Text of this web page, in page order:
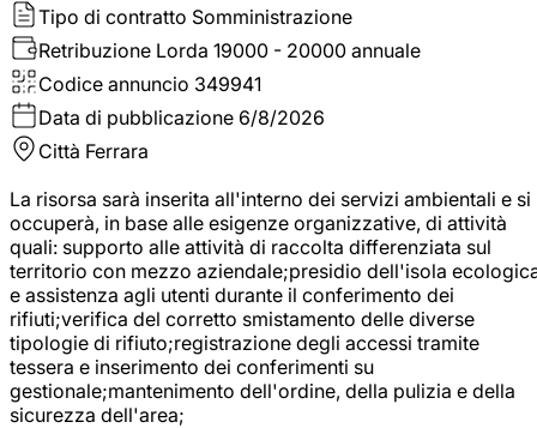
Tipo di contratto Somministrazione
Retribuzione Lorda 19000 - 20000 annuale
Codice annuncio 349941
Data di pubblicazione 6/8/2026
Città Ferrara
La risorsa sarà inserita all'interno dei servizi ambientali e si
occuperà, in base alle esigenze organizzative, di attività
quali: supporto alle attività di raccolta differenziata sul
territorio con mezzo aziendale;presidio dell'isola
e assistenza agli utenti durante il conferimento dei
rifiuti;verifica del corretto smistamento delle diverse
tipologie di rifiuto;registrazione degli accessi tramite
tessera e inserimento dei conferimenti su
gestionale;mantenimento dell'ordine, della pulizia e della
sicurezza dell'area;